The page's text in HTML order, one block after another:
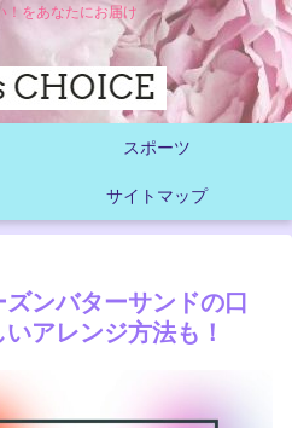
！をあなたにお届け
スポーツ
サイトマップ
ンバターサンドの口
アレンジ方法も！